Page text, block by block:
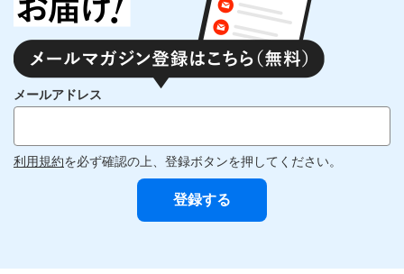
メールアドレス
利用規約を必ず確認の上、登録ボタンを押してください。